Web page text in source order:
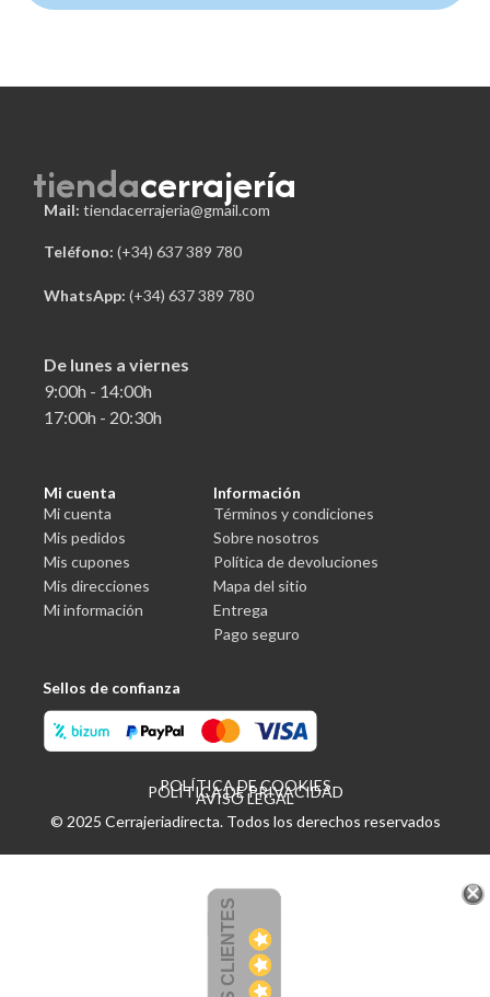
tiendacerrajería
Mail: tiendacerrajeria@gmail.com
Teléfono: (+34) 637 389 780
WhatsApp: (+34) 637 389 780
De lunes a viernes
9:00h - 14:00h
17:00h - 20:30h
Mi cuenta
Mi cuenta
Mis pedidos
Mis cupones
Mis direcciones
Mi información
Información
Términos y condiciones
Sobre nosotros
Política de devoluciones
Mapa del sitio
Entrega
Pago seguro
Sellos de confianza
POLÍTICA DE COOKIES
POLÍTICA DE PRIVACIDAD
AVISO LEGAL
© 2025 Cerrajeriadirecta. Todos los derechos reservados